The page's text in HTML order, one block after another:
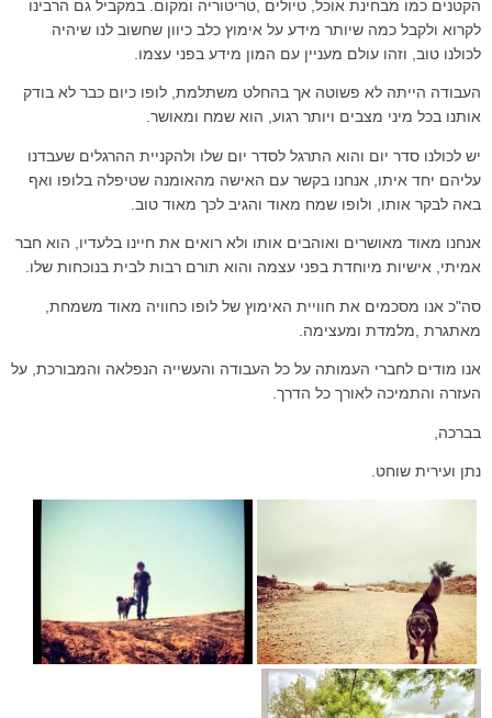
הקטנים כמו מבחינת אוכל, טיולים ,טריטוריה ומקום. במקביל גם הרבינו
לקרוא ולקבל כמה שיותר מידע על אימוץ כלב כיוון שחשוב לנו שיהיה
לכולנו טוב, וזהו עולם מעניין עם המון מידע בפני עצמו.
העבודה הייתה לא פשוטה אך בהחלט משתלמת, לופו כיום כבר לא בודק
אותנו בכל מיני מצבים ויותר רגוע, הוא שמח ומאושר.
יש לכולנו סדר יום והוא התרגל לסדר יום שלו ולהקניית ההרגלים שעבדנו
עליהם יחד איתו, אנחנו בקשר עם האישה מהאומנה שטיפלה בלופו ואף
באה לבקר אותו, ולופו שמח מאוד והגיב לכך מאוד טוב.
אנחנו מאוד מאושרים ואוהבים אותו ולא רואים את חיינו בלעדיו, הוא חבר
אמיתי, אישיות מיוחדת בפני עצמה והוא תורם רבות לבית בנוכחות שלו.
סה"כ אנו מסכמים את חוויית האימוץ של לופו כחוויה מאוד משמחת,
מאתגרת ,מלמדת ומעצימה.
אנו מודים לחברי העמותה על כל העבודה והעשייה הנפלאה והמבורכת, על
העזרה והתמיכה לאורך כל הדרך.
בברכה,
נתן ועירית שוחט.